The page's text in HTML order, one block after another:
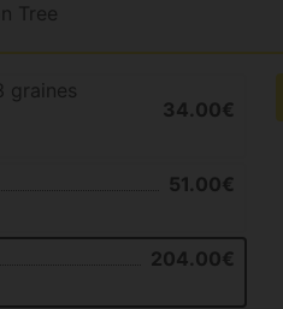
Tree
graines
34.00€
51.00€
204.00€